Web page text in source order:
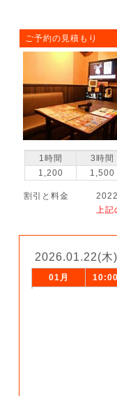
ご予約の見積もり
1時間 3時間
1,200
1,500
割引と料金
上記
2026.01.22(木
01月 10:00